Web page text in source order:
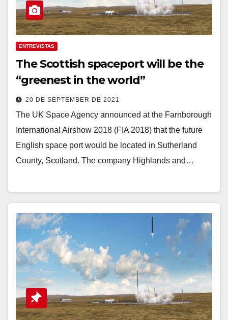
ENTREVISTAS
The Scottish spaceport will be the
“greenest in the world”
20 DE SEPTEMBER DE 2021
The UK Space Agency announced at the Farnborough
International Airshow 2018 (FIA 2018) that the future
English space port would be located in Sutherland
County, Scotland. The company Highlands and…